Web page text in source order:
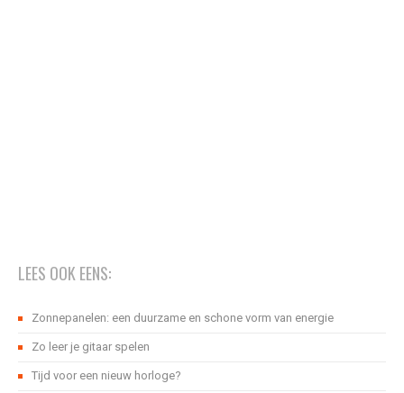
LEES OOK EENS:
Zonnepanelen: een duurzame en schone vorm van energie
Zo leer je gitaar spelen
Tijd voor een nieuw horloge?